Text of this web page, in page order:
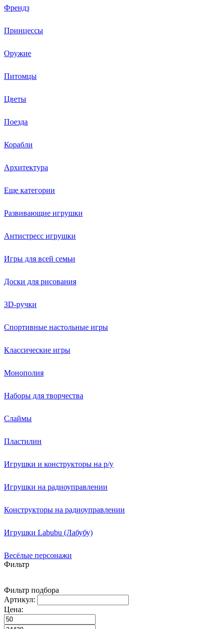
Френдз
Принцессы
Оружие
Питомцы
Цветы
Поезда
Корабли
Архитектура
Еще категории
Развивающие игрушки
Антистресс игрушки
Игры для всей семьи
Доски для рисования
3D-ручки
Спортивные настольные игры
Классические игры
Монополия
Наборы для творчества
Слаймы
Пластилин
Игрушки и конструкторы на р/у
Игрушки на радиоуправлении
Конструкторы на радиоуправлении
Игрушки Labubu (Лабубу)
Весёлые персонажи
Фильтр
Фильтр подбора
Артикул:
Цена: